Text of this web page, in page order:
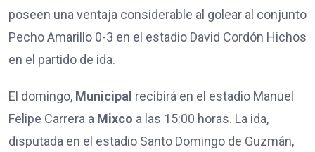
poseen una ventaja considerable al golear al conjunto
Pecho Amarillo 0-3 en el estadio David Cordón Hichos
en el partido de ida.
El domingo, Municipal recibirá en el estadio Manuel
Felipe Carrera a Mixco a las 15:00 horas. La ida,
disputada en el estadio Santo Domingo de Guzmán,